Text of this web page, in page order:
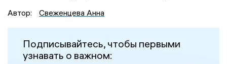
Автор:
Свеженцева Анна
Подписывайтесь, чтобы первыми
узнавать о важном: